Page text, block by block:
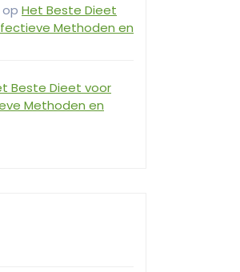
op Het Beste Dieet
Methoden en
Beste Dieet voor
Methoden en